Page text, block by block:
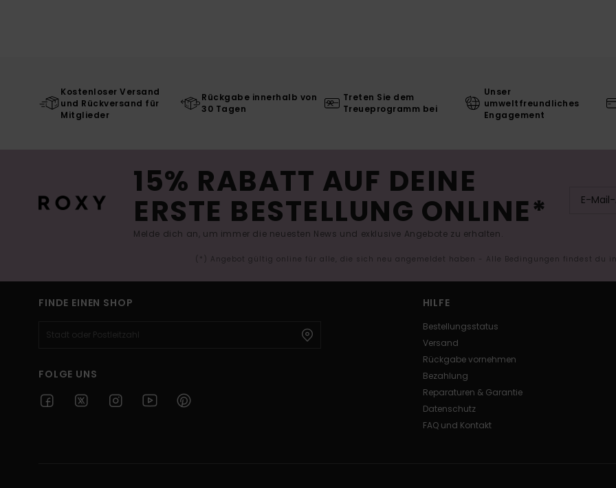
Kostenloser Versand
und Rückversand für
Mitglieder
Rückgabe innerhalb von
30 Tagen
Treten Sie dem
Treueprogramm bei
Unser
umweltfreundliches
Engagement
15% RABATT AUF DEINE
ERSTE BESTELLUNG ONLINE*
Melde dich an, um immer die neuesten News und exklusive Angebote zu erhalten.
(*) Angebot gültig online für alle, die sich neu angemeldet haben - Alle Bedingungen findest du
FINDE EINEN SHOP
FOLGE UNS
HILFE
Bestellungsstatus
Versand
Rückgabe vornehmen
Bezahlung
Reparaturen & Garantie
Datenschutz
FAQ und Kontakt